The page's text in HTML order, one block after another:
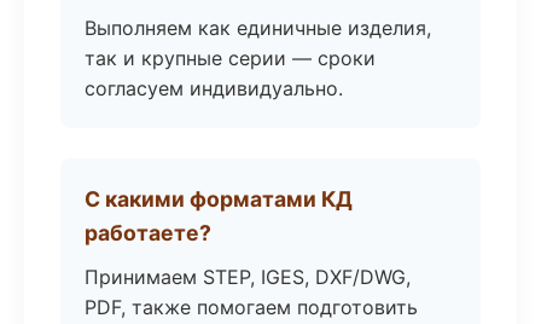
Выполняем как единичные изделия,
так и крупные серии — сроки
согласуем индивидуально.
С какими форматами КД
работаете?
Принимаем STEP, IGES, DXF/DWG,
PDF, также помогаем подготовить